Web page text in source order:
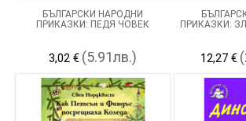
БЪЛГАРСКИ НАРОДНИ
ПРИКАЗКИ: ПЕДЯ ЧОВЕК
3,02 € (5.91лв.)
ПРИКАЗКИ:
12,27 €